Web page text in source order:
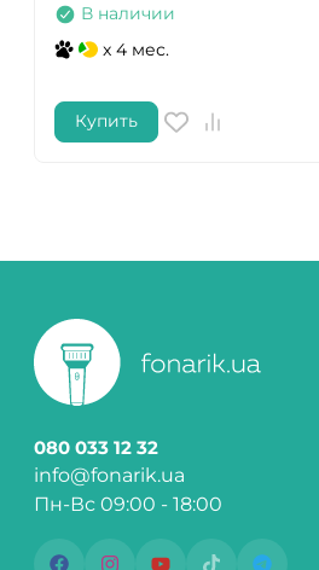
В наличии
x 4 мес.
Купить
080 033 12 32
info@fonarik.ua
Пн-Вс 09:00 - 18:00